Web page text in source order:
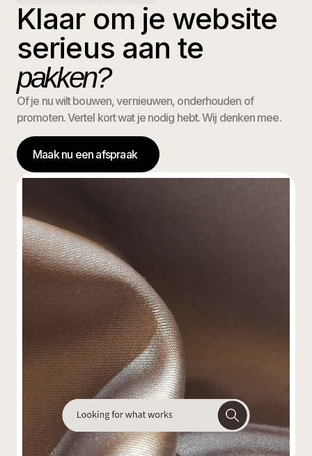
Klaar om je website
serieus aan te
pakken?
Of je nu wilt bouwen, vernieuwen, onderhouden of
promoten. Vertel kort wat je nodig hebt. Wij denken mee.
Maak nu een afspraak